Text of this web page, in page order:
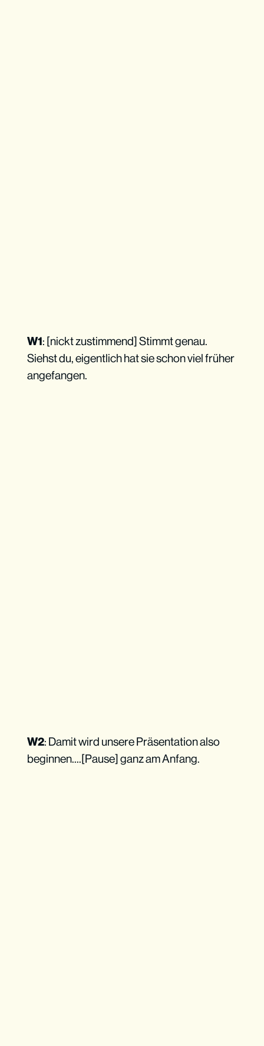
W1: [nickt zustimmend] Stimmt genau.
Siehst du, eigentlich hat sie schon viel früher
angefangen.
W2: Damit wird unsere Präsentation also
beginnen....[Pause] ganz am Anfang.